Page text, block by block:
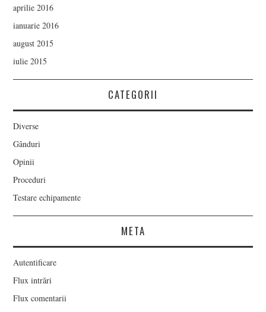
aprilie 2016
ianuarie 2016
august 2015
iulie 2015
CATEGORII
Diverse
Gânduri
Opinii
Proceduri
Testare echipamente
META
Autentificare
Flux intrări
Flux comentarii